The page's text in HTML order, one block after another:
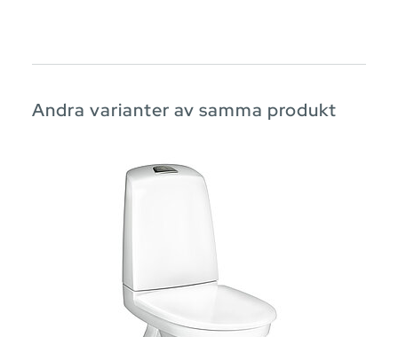
Andra varianter av samma produkt